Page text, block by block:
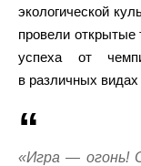
экологической
провели открытые
успеха от
в различных видах
«Игра — огонь!